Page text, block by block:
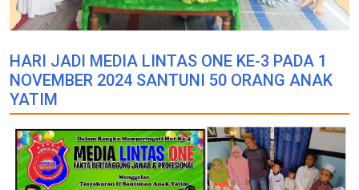
HARI JADI MEDIA LINTAS ONE KE-3 PADA 1
NOVEMBER 2024 SANTUNI 50 ORANG ANAK
YATIM